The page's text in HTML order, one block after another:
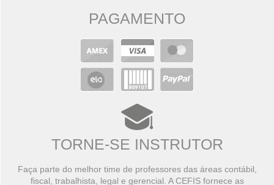
PAGAMENTO
TORNE-SE INSTRUTOR
Faça parte do melhor time de professores das áreas contábil,
fiscal, trabalhista, legal e gerencial. A CEFIS fornece as